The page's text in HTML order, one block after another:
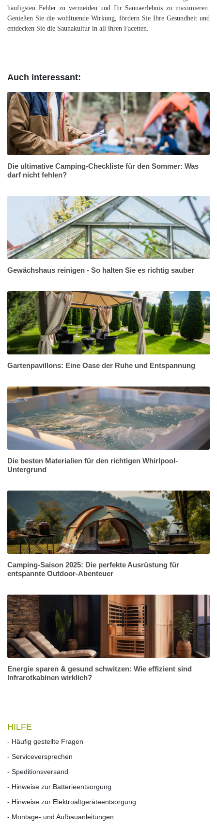
häufigsten Fehler zu vermeiden und Ihr Saunaerlebnis zu maximieren.
Genießen Sie die wohltuende Wirkung, fördern Sie Ihre Gesundheit und
entdecken Sie die Saunakultur in all ihren Facetten.
Auch interessant:
Die ultimative Camping-Checkliste für den Sommer: Was
darf nicht fehlen?
Gewächshaus reinigen - So halten Sie es richtig sauber
Gartenpavillons: Eine Oase der Ruhe und Entspannung
Die besten Materialien für den richtigen Whirlpool-
Untergrund
Camping-Saison 2025: Die perfekte Ausrüstung für
entspannte Outdoor-Abenteuer
Energie sparen & gesund schwitzen: Wie effizient sind
Infrarotkabinen wirklich?
HILFE
- Häufig gestellte Fragen
- Serviceversprechen
- Speditionsversand
- Hinweise zur Batterieentsorgung
- Hinweise zur Elektroaltgeräteentsorgung
- Montage- und Aufbauanleitungen